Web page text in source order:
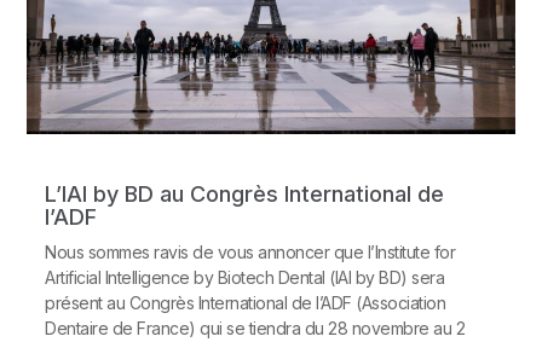
L’IAI by BD au Congrès International de
l’ADF
Nous sommes ravis de vous annoncer que l’Institute for
Artificial Intelligence by Biotech Dental (IAI by BD) sera
présent au Congrès International de l’ADF (Association
Dentaire de France) qui se tiendra du 28 novembre au 2